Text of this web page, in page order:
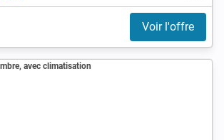
Voir l'offre